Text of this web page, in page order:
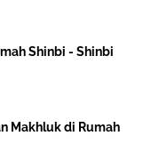
Shinbi - Shinbi
Makhluk di Rumah